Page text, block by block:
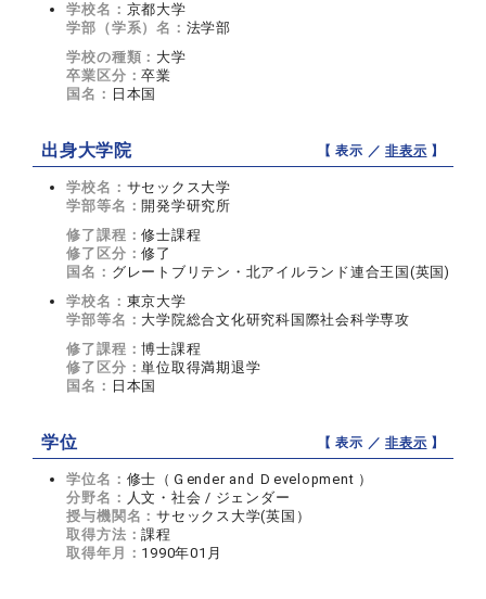
学校名： 京都大学
学部（学系）名： 法学部
学校の種類： 大学
卒業区分：卒業
国名： 日本国
出身大学院 【 表示 ／非表示 】
学校名： サセックス大学
学部等名： 開発学研究所
修了課程：修士課程
修了区分：修了
国名： グレートブリテン・北アイルランド連合王国(英国)
学校名： 東京大学
学部等名： 大学院総合文化研究科国際社会科学専攻
修了課程：博士課程
修了区分：単位取得満期退学
国名： 日本国
学位 【 表示 ／非表示 】
学位名： 修士（Ｇender and Ｄevelopment ）
分野名： 人文・社会 / ジェンダー
授与機関名：サセックス大学(英国）
取得方法：課程
取得年月： 1990年01月